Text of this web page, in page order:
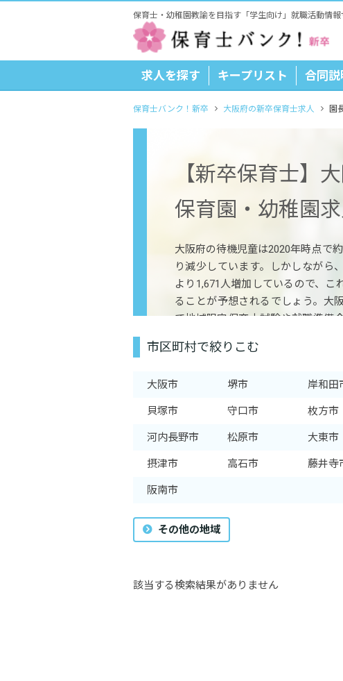
保育士・幼稚園教諭を目指す「学生向け」就職活動情報
求人を探す キープリスト 合同
保育士バンク！新卒 大阪府の新卒保育士求人 園
【新卒保育士】
保育園・幼稚園
大阪府の待機児童は2020年時点で
り減少しています。しかしながら
より1,671人増加しているので、こ
ることが予想されるでしょう。大
て地域限定保育士試験や就職準備
育士として就職しやすいエリアと言
市区町村で絞りこむ
大阪市 堺市 岸和田
貝塚市 守口市 枚方市
河内長野市 松原市 大東市
摂津市 高石市 藤井寺
阪南市
その他の地域
該当する検索結果がありません